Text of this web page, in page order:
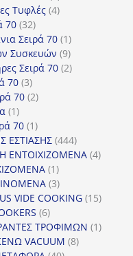
προϊόντα
Τυφλές 44
70 3232
προϊόντα
Σειρά 70 11
προϊόν
Συσκευών 99
προϊόντα
Σειρά 70 22
70 33
προϊόντα
70 22
11
προϊόν
70 11
προϊόν
ΕΣΤΙΑΣΗΣ 444444
προϊόντα
ΕΝΤΟΙΧΙΖΟΜΕΝΑ 44
11
προϊόν
33
προϊόντα
VIDE COOKING 1515
66
προϊόντα
ΤΡΟΦΙΜΩΝ 11
VACUUM 88